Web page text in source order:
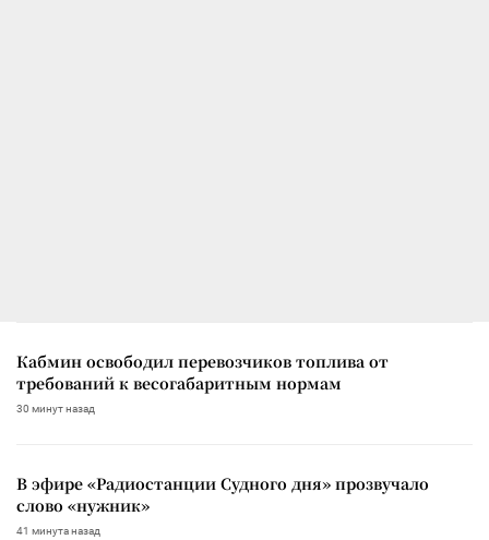
Кабмин освободил перевозчиков топлива от
требований к весогабаритным нормам
30 минут назад
В эфире «Радиостанции Судного дня» прозвучало
слово «нужник»
41 минута назад